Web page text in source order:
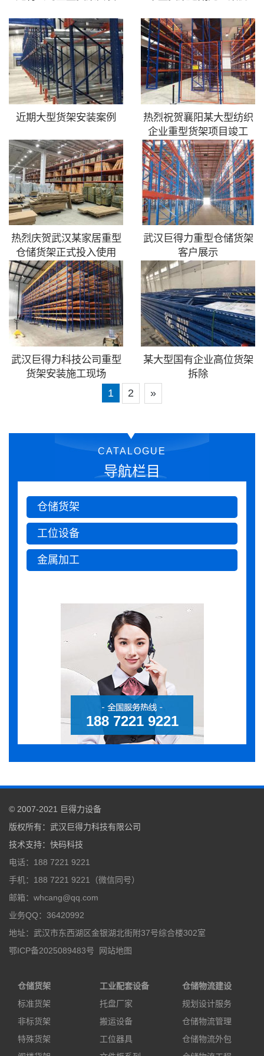
近期大型货架安装案例
热烈祝贺襄阳某大型纺织
企业重型货架项目竣工
热烈庆贺武汉某家居重型
仓储货架正式投入使用
武汉巨得力重型仓储货架
客户展示
武汉巨得力科技公司重型
货架安装施工现场
某大型国有企业高位货架
拆除
1
2 »
CATALOGUE
导航栏目
仓储货架
工位设备
金属加工
188 7221 9221
© 2007-2021
巨得力设备
版权所有： 武汉巨得力科技有限公司
技术支持： 快码科技
电话：188 7221 9221
手机：188 7221 9221（微信同号）
邮箱：whcang@qq.com
业务QQ：36420992
地址：武汉市东西湖区金银湖北街附37号综合楼302室
鄂ICP备2025089483号
网站地图
仓储货架
标准货架
非标货架
特殊货架
工业配套设备
托盘厂家
搬运设备
工位器具
仓储物流建设
规划设计服务
仓储物流管理
仓储物流外包